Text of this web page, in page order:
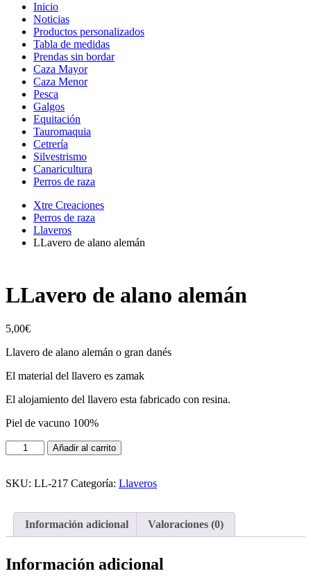
Inicio
Noticias
Productos personalizados
Tabla de medidas
Prendas sin bordar
Caza Mayor
Caza Menor
Pesca
Galgos
Equitación
Tauromaquia
Cetrería
Silvestrismo
Canaricultura
Perros de raza
Xtre Creaciones
Perros de raza
Llaveros
LLavero de alano alemán
LLavero de alano alemán
5,00€
Llavero de alano alemán o gran danés
El material del llavero es zamak
El alojamiento del llavero esta fabricado con resina.
Piel de vacuno 100%
LLavero
de
alemán
Añadir al carrito
SKU: LL-217 Categoría: Llaveros
Información adicional Valoraciones (0)
Información adicional